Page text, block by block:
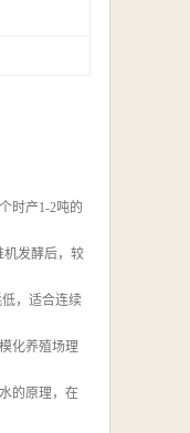
时产1-2吨的
机发酵后，较
，适合连续
化养殖场理
的原理，在